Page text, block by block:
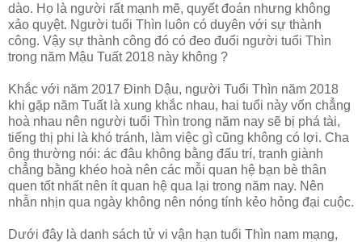
dào. Họ là người rất mạnh mẽ, quyết đoán nhưng không
xảo quyệt. Người tuổi Thìn luôn có duyên với sự thành
công. Vậy sự thành công đó có đeo đuổi người tuổi Thìn
trong năm Mậu Tuất 2018 này không ?
Khắc với năm 2017 Đinh Dậu, người Tuổi Thìn năm 2018
khi gặp năm Tuất là xung khắc nhau, hai tuổi này vốn chẳng
hoà nhau nên người tuổi Thìn trong năm nay sẽ bị phá tài,
tiếng thị phi là khó tránh, làm việc gì cũng không có lợi. Cha
ông thường nói: ác đâu không bằng đấu trí, tranh giành
chẳng bằng khéo hoà nên các mỗi quan hệ bạn bè thân
quen tốt nhất nên ít quan hệ qua lại trong năm nay. Nên
nhẫn nhịn qua ngày không nên nóng tính kẻo hỏng đại cuộc.
Dưới đây là danh sách tử vi vận hạn tuổi Thìn nam mạng,